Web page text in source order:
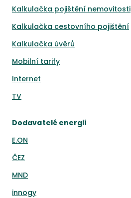
Kalkulačka pojištění nemovitosti
Kalkulačka cestovního pojištění
Kalkulačka úvěrů
Mobilní tarify
Internet
TV
Dodavatelé energií
E.ON
ČEZ
MND
innogy